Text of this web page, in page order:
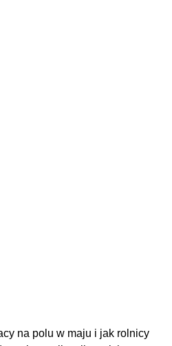
na polu w maju i jak rolnicy